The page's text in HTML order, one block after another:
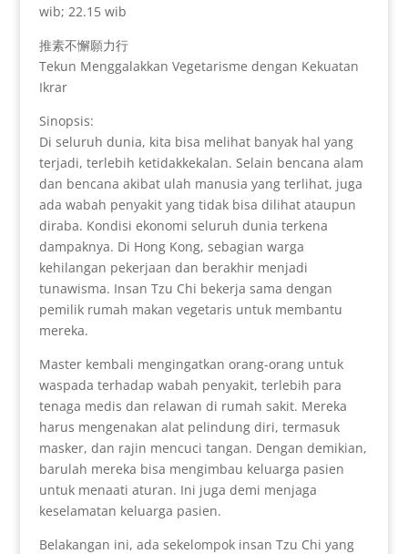
wib; 22.15 wib
推素不懈願力行
Tekun Menggalakkan Vegetarisme dengan Kekuatan
Ikrar
Sinopsis:
Di seluruh dunia, kita bisa melihat banyak hal yang
terjadi, terlebih ketidakkekalan. Selain bencana alam
dan bencana akibat ulah manusia yang terlihat, juga
ada wabah penyakit yang tidak bisa dilihat ataupun
diraba. Kondisi ekonomi seluruh dunia terkena
dampaknya. Di Hong Kong, sebagian warga
kehilangan pekerjaan dan berakhir menjadi
tunawisma. Insan Tzu Chi bekerja sama dengan
pemilik rumah makan vegetaris untuk membantu
mereka.
Master kembali mengingatkan orang-orang untuk
waspada terhadap wabah penyakit, terlebih para
tenaga medis dan relawan di rumah sakit. Mereka
harus mengenakan alat pelindung diri, termasuk
masker, dan rajin mencuci tangan. Dengan demikian,
barulah mereka bisa mengimbau keluarga pasien
untuk menaati aturan. Ini juga demi menjaga
keselamatan keluarga pasien.
Belakangan ini, ada sekelompok insan Tzu Chi yang